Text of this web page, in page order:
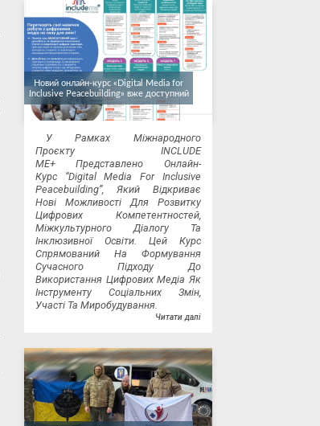
Новий онлайн-курс «Digital Media for
Inclusive Peacebuilding» вже доступний
У Рамках Міжнародного
Проєкту INCLUDE
ME+ Представлено Онлайн-
Курс “Digital Media For Inclusive
Peacebuilding”, Який Відкриває
Нові Можливості Для Розвитку
Цифрових Компетентностей,
Міжкультурного Діалогу Та
Інклюзивної Освіти. Цей Курс
Спрямований На Формування
Сучасного Підходу До
Використання Цифрових Медіа Як
Інструменту Соціальних Змін,
Участі Та Миробудування.
Читати далі